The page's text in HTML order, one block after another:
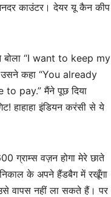
काउंटर। देयर यू कैन कीप
बोला “I want to keep my
उसने कहा “You already
pay.” मैंने पूछ दिया
हाहाहा इंडियन करंसी से ये
ग्राम्स वज़न होगा मेरे छाते
निकाल के अपने हैंडबैग में रखूँगा
उसे वापस नहीं ला सकते हैं। पर